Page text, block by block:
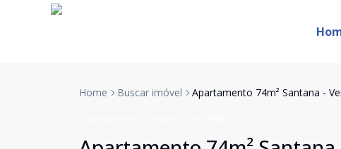
Home Buscar imóvel Apartamento 74m² Santana -